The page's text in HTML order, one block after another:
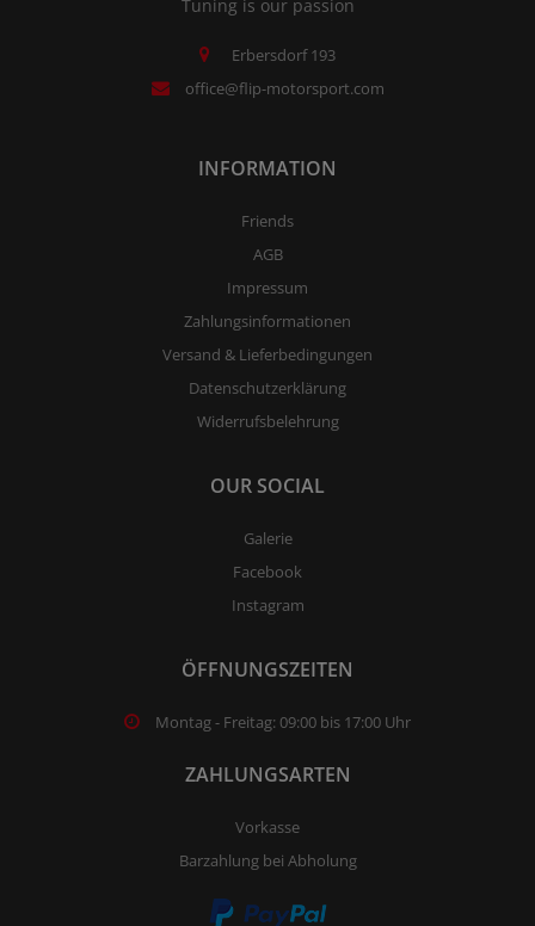
Tuning is our passion
Erbersdorf 193
office@flip-motorsport.com
INFORMATION
Friends
AGB
Impressum
Zahlungsinformationen
Versand & Lieferbedingungen
Datenschutzerklärung
Widerrufsbelehrung
OUR SOCIAL
Galerie
Facebook
Instagram
ÖFFNUNGSZEITEN
Montag - Freitag: 09:00 bis 17:00 Uhr
ZAHLUNGSARTEN
Vorkasse
Barzahlung bei Abholung